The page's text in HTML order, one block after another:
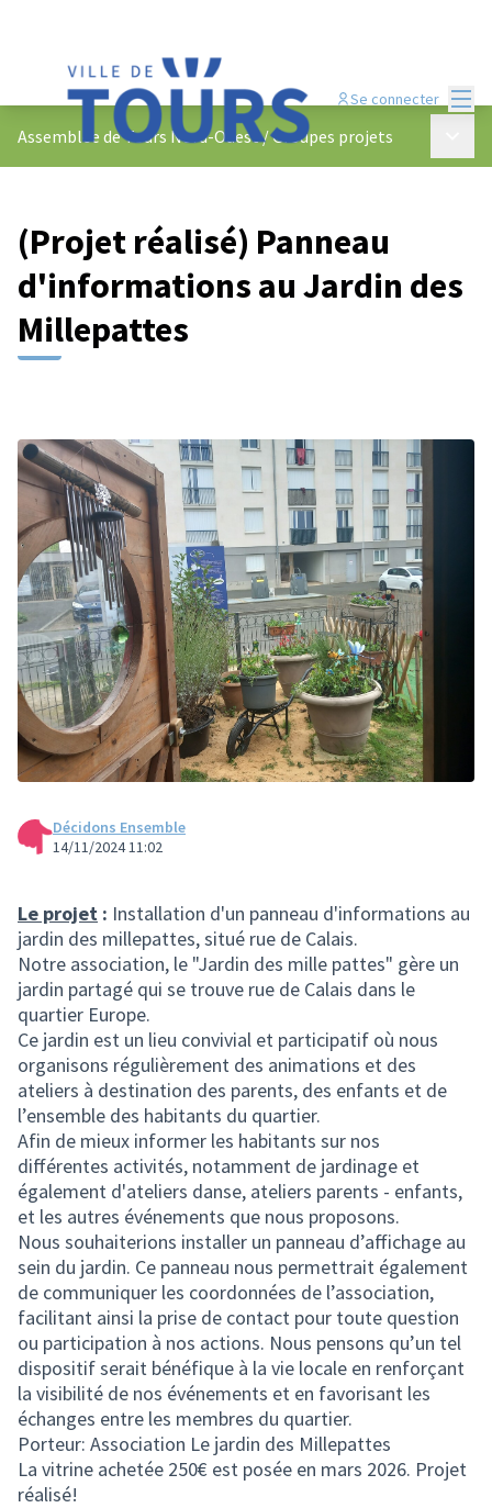
Se connecter
Assemblée de Tours Nord-Ouest/Groupes projets
(Projet réalisé) Panneau
d'informations au Jardin des
Millepattes
Décidons Ensemble
14/11/2024 11:02
Le projet : Installation d'un panneau d'informations au
jardin des millepattes, situé rue de Calais.
Notre association, le "Jardin des mille pattes" gère un
jardin partagé qui se trouve rue de Calais dans le
quartier Europe.
Ce jardin est un lieu convivial et participatif où nous
organisons régulièrement des animations et des
ateliers à destination des parents, des enfants et de
l’ensemble des habitants du quartier.
Afin de mieux informer les habitants sur nos
différentes activités, notamment de jardinage et
également d'ateliers danse, ateliers parents - enfants,
et les autres événements que nous proposons.
Nous souhaiterions installer un panneau d’affichage au
sein du jardin. Ce panneau nous permettrait également
de communiquer les coordonnées de l’association,
facilitant ainsi la prise de contact pour toute question
ou participation à nos actions. Nous pensons qu’un tel
dispositif serait bénéfique à la vie locale en renforçant
la visibilité de nos événements et en favorisant les
échanges entre les membres du quartier.
Porteur: Association Le jardin des Millepattes
La vitrine achetée 250€ est posée en mars 2026. Projet
réalisé!